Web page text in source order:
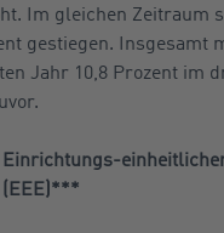
Im gleichen
gestiegen.
Jahr 10,8 Prozent im
Einrichtungs-
(EEE)***